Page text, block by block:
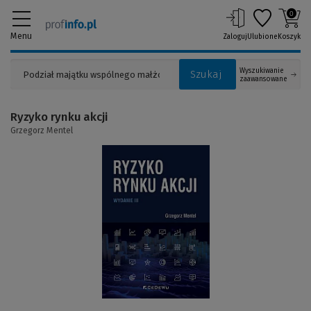
Menu
Szukaj
Wyszukiwanie
zaawansowane
ZalogujUlubione
0
Koszyk
Ryzyko rynku akcji
Grzegorz Mentel